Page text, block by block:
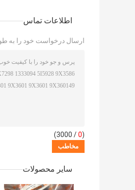
اطلاعات تماس
ارسال درخواست خود را به
(
0
/ 3000)
سایر محصولات